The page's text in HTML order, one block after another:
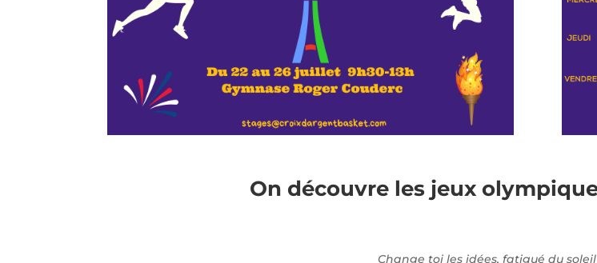
On découvre les jeux
Change toi les idées, fatigué du